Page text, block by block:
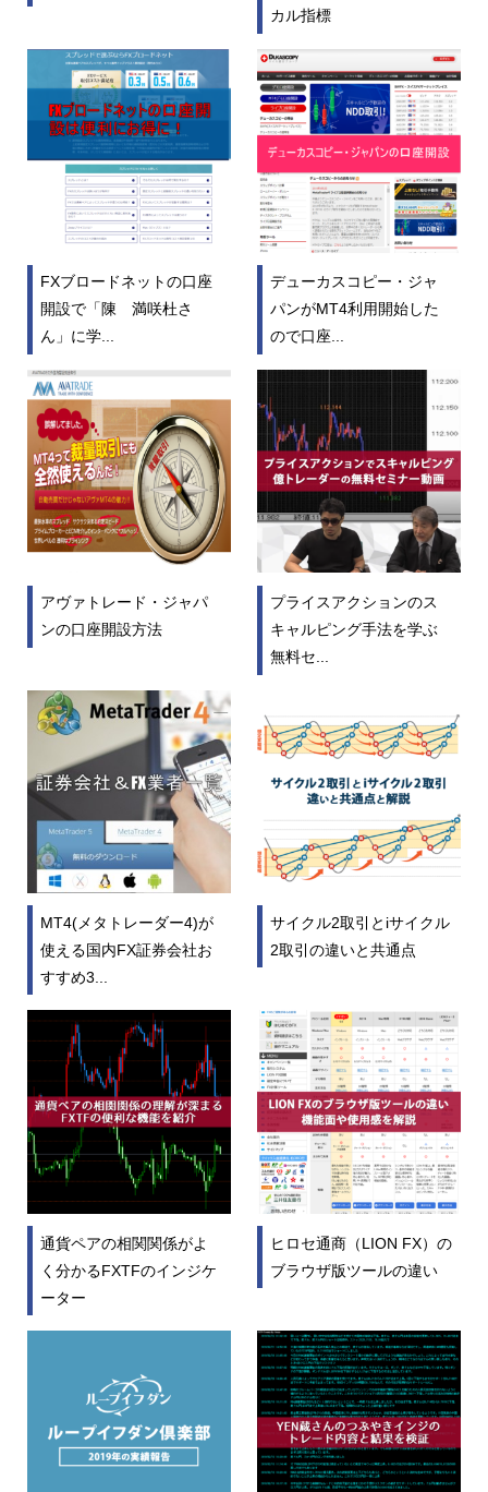
カル指標
FXブロードネットの口座
開設で「陳 満咲杜さ
ん」に学...
デューカスコピー・ジャ
パンがMT4利用開始した
ので口座...
アヴァトレード・ジャパ
ンの口座開設方法
プライスアクションのス
キャルピング手法を学ぶ
無料セ...
MT4(メタトレーダー4)が
使える国内FX証券会社お
すすめ3...
サイクル2取引とiサイクル
2取引の違いと共通点
通貨ペアの相関関係がよ
く分かるFXTFのインジケ
ーター
ヒロセ通商（LION FX）の
ブラウザ版ツールの違い